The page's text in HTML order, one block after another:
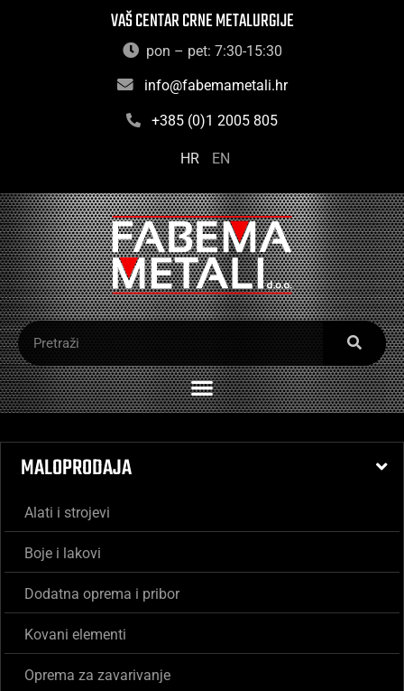
VAŠ CENTAR CRNE METALURGIJE
pon – pet: 7:30-15:30
info@fabemametali.hr
+385 (0)1 2005 805
HR EN
MALOPRODAJA
Alati i strojevi
Boje i lakovi
Dodatna oprema i pribor
Kovani elementi
Oprema za zavarivanje